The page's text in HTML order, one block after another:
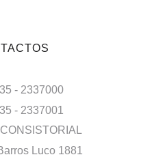
- 2337000
- 2337001
Luco 1881